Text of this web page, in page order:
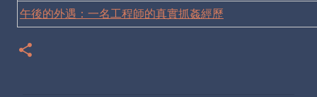
午後的外遇：一名工程師的真實抓姦經歷